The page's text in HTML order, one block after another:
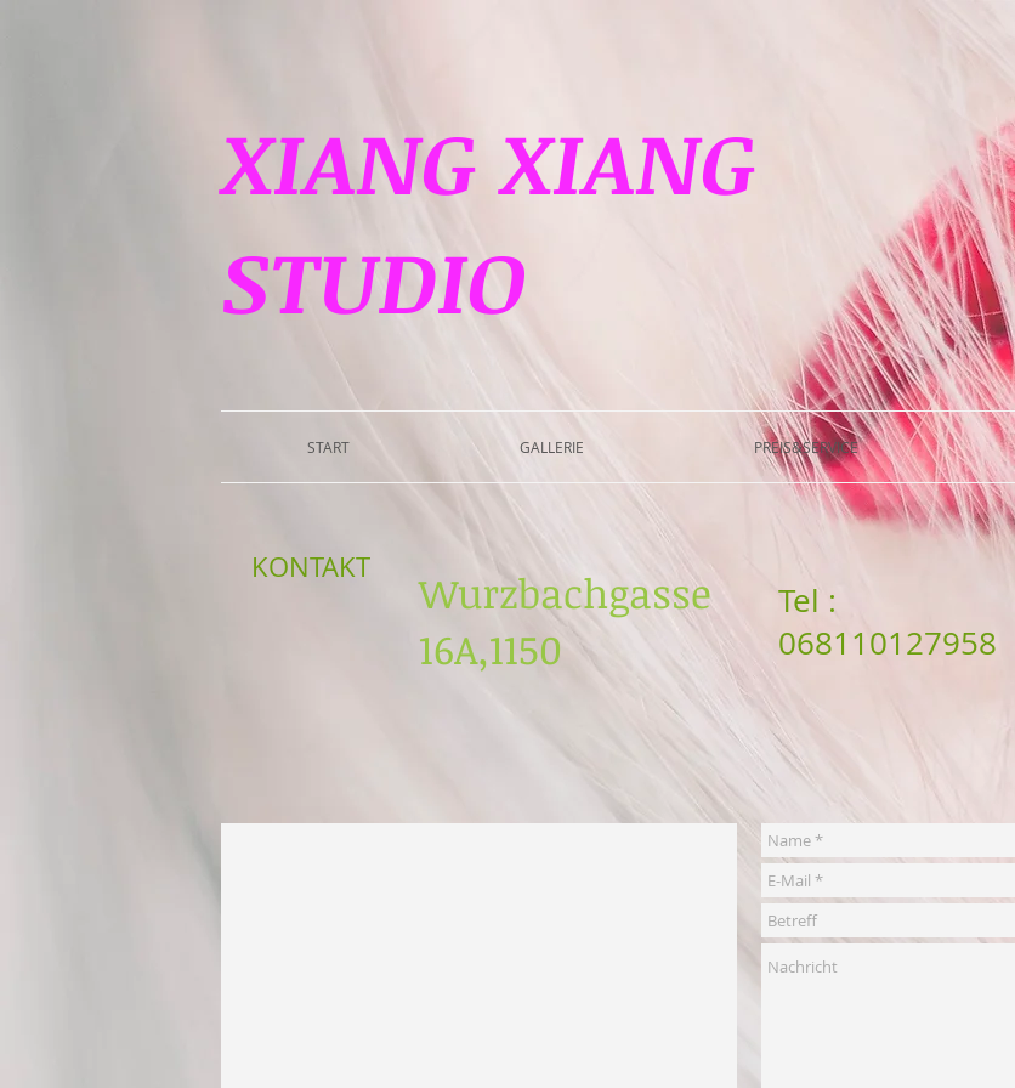
XIANG XIANG
STUDIO
START GALLERIE PREIS&SERVICE
KONTAKT
Wurzbachgasse
16A,1150
Tel :
068110127958